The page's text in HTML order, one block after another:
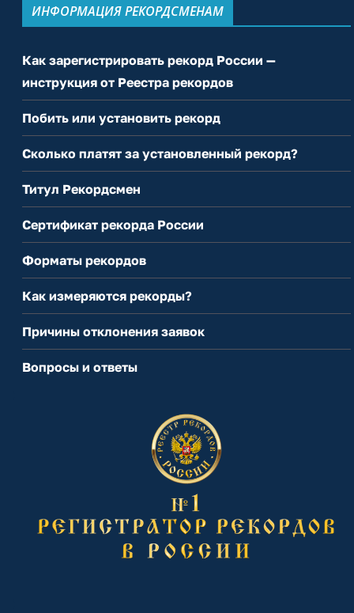
ИНФОРМАЦИЯ РЕКОРДСМЕНАМ
Как зарегистрировать рекорд России —
инструкция от Реестра рекордов
Побить или установить рекорд
Сколько платят за установленный рекорд?
Титул Рекордсмен
Сертификат рекорда России
Форматы рекордов
Как измеряются рекорды?
Причины отклонения заявок
Вопросы и ответы